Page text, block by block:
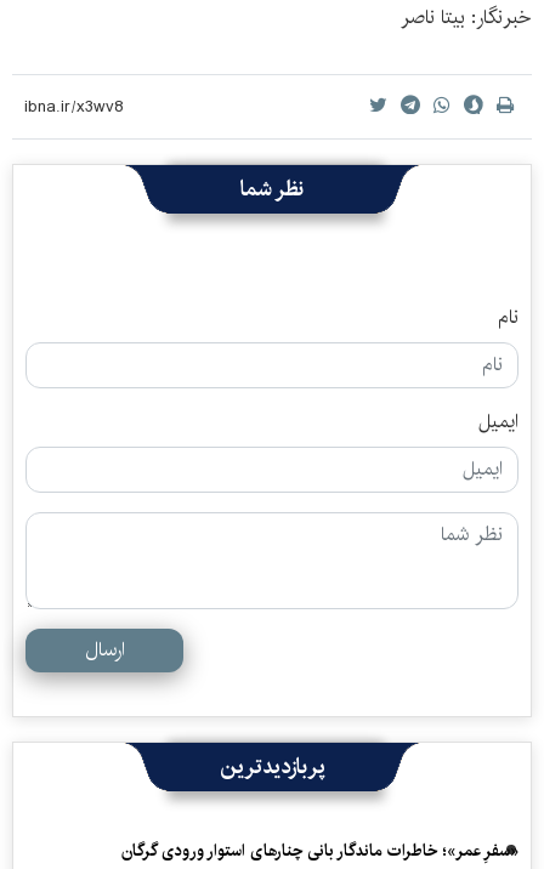
خبرنگار: بيتا ناصر
نظر شما
نام
ایمیل
ارسال
پربازدیدترین
«سفرِ عمر»؛ خاطرات ماندگار بانی چنارهای استوار ورودی گرگان